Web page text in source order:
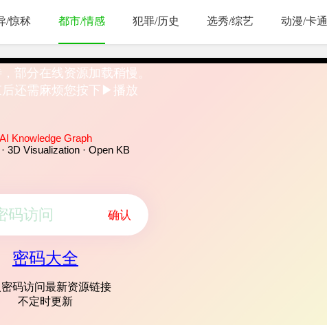
/惊秫 都市/情感 犯罪/历史 选秀/综艺 动漫/卡通
部分在线资源加载稍慢。
后还需麻烦您按下▶播放